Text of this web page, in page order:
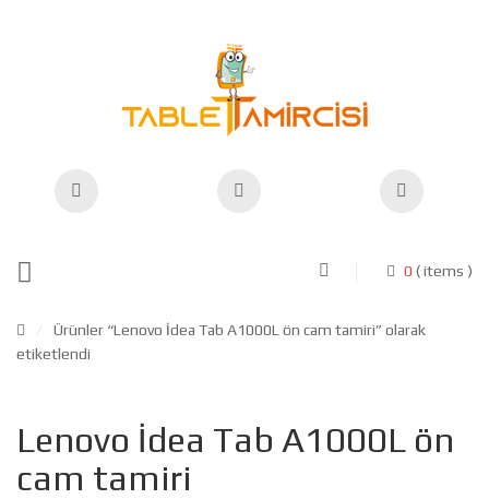
0 ( items )
Ürünler “Lenovo İdea Tab A1000L ön cam tamiri” olarak
etiketlendi
Lenovo İdea Tab A1000L ön
cam tamiri